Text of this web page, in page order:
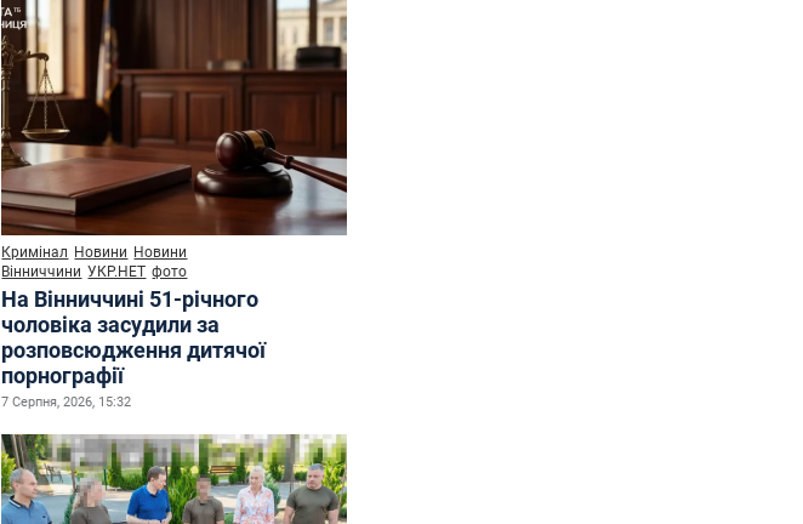
Кримінал Новини Новини
Вінниччини УКР.НЕТ фото
На Вінниччині 51-річного
чоловіка засудили за
розповсюдження дитячої
порнографії
7 Серпня, 2026, 15:32